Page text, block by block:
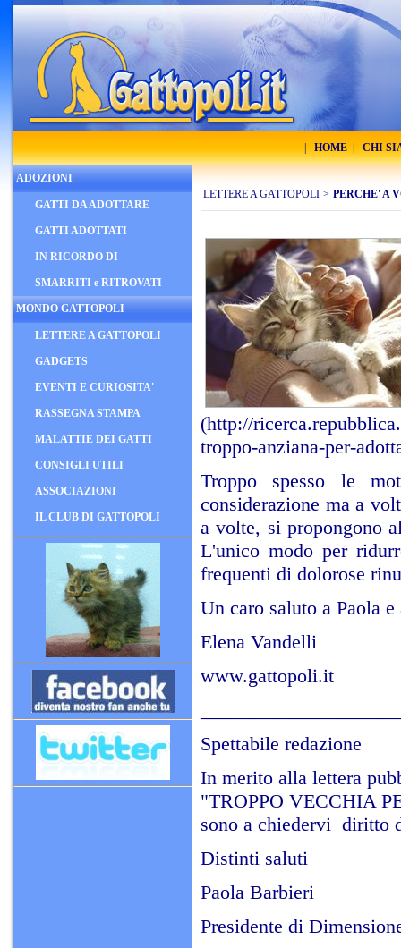
HOME CHI
ADOZIONI
GATTI DA ADOTTARE
GATTI ADOTTATI
IN RICORDO DI
SMARRITI e RITROVATI
MONDO GATTOPOLI
LETTERE A GATTOPOLI
GADGETS
EVENTI E CURIOSITA'
RASSEGNA STAMPA
MALATTIE DEI GATTI
CONSIGLI UTILI
ASSOCIAZIONI
IL CLUB DI GATTOPOLI
LETTERE A GATTOPOLI > PERCHE' A
(http://
troppo-anziana-per-
Troppo spesso le
considerazione ma a
a volte, si propongono
L'unico modo per
frequenti di dolorose
Un caro saluto a Paola
Elena Vandelli
www.gattopoli.it
Spettabile redazione
In merito alla lettera
"TROPPO VECCHIA
sono a chiedervi diritto
Distinti saluti
Paola Barbieri
Presidente di